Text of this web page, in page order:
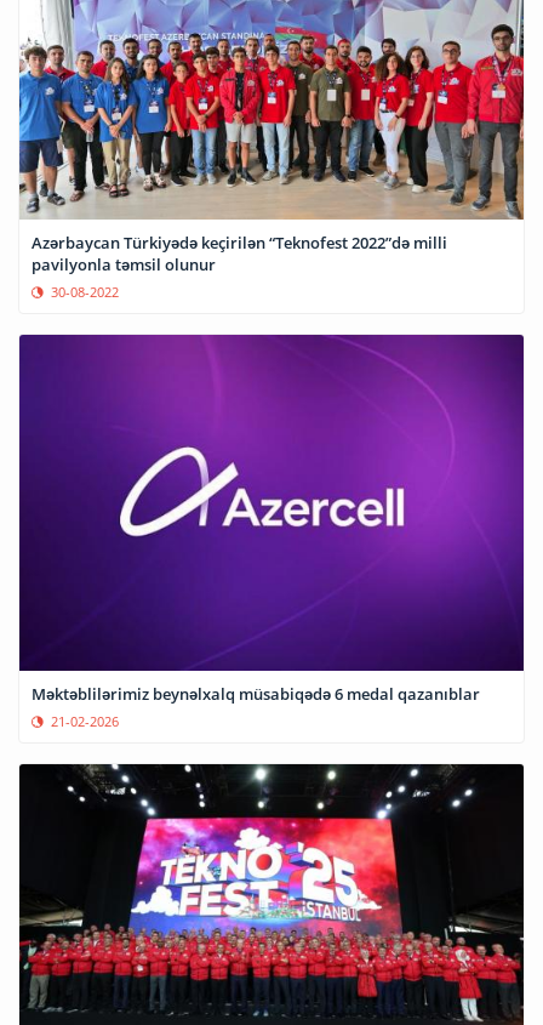
Azərbaycan Türkiyədə keçirilən “Teknofest 2022”də milli
30-08-2022
Məktəblilərimiz beynəlxalq müsabiqədə 6 medal qazanıblar
21-02-2026